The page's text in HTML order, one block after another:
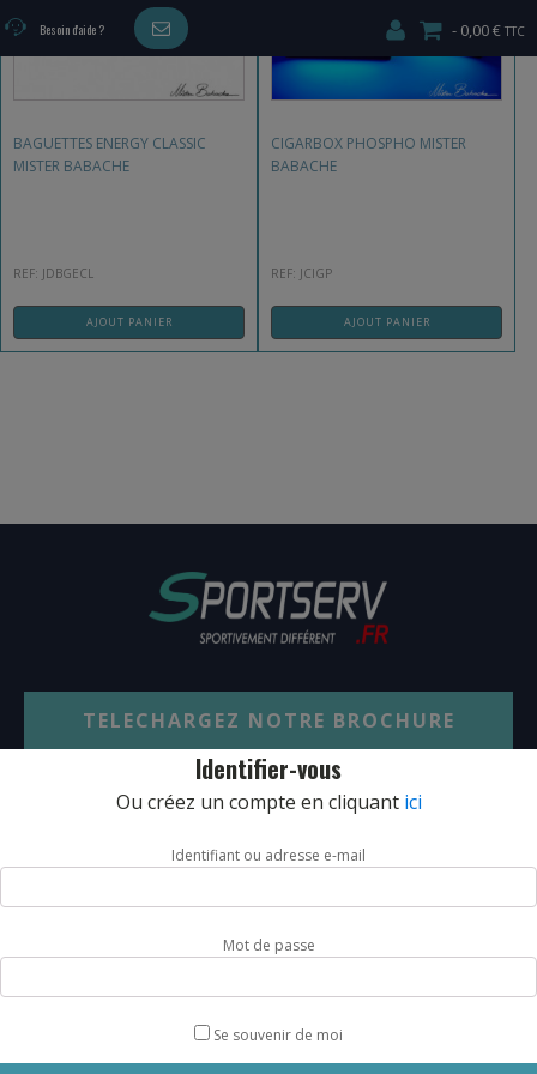
Besoin d'aide ? 0,00 €
BAGUETTES ENERGY CLASSIC
MISTER BABACHE
REF: JDBGECL
AJOUT PANIER
CIGARBOX PHOSPHO MISTER
BABACHE
REF: JCIGP
AJOUT PANIER
TELECHARGEZ NOTRE BROCHURE
Parc de l'évènement
Charte d'engagements
Identifier-vous
Ou créez un compte en cliquant ici
Identifiant ou adresse e-mail
Mot de passe
Se souvenir de moi